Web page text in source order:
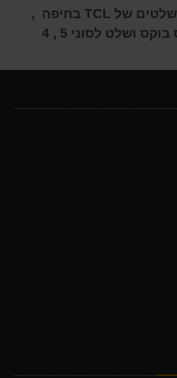
מכירה ותיקון של שלטים של TCL בחיפה ,
ושלט לסוני 5 , 4